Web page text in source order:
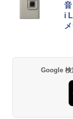
i
Google 検